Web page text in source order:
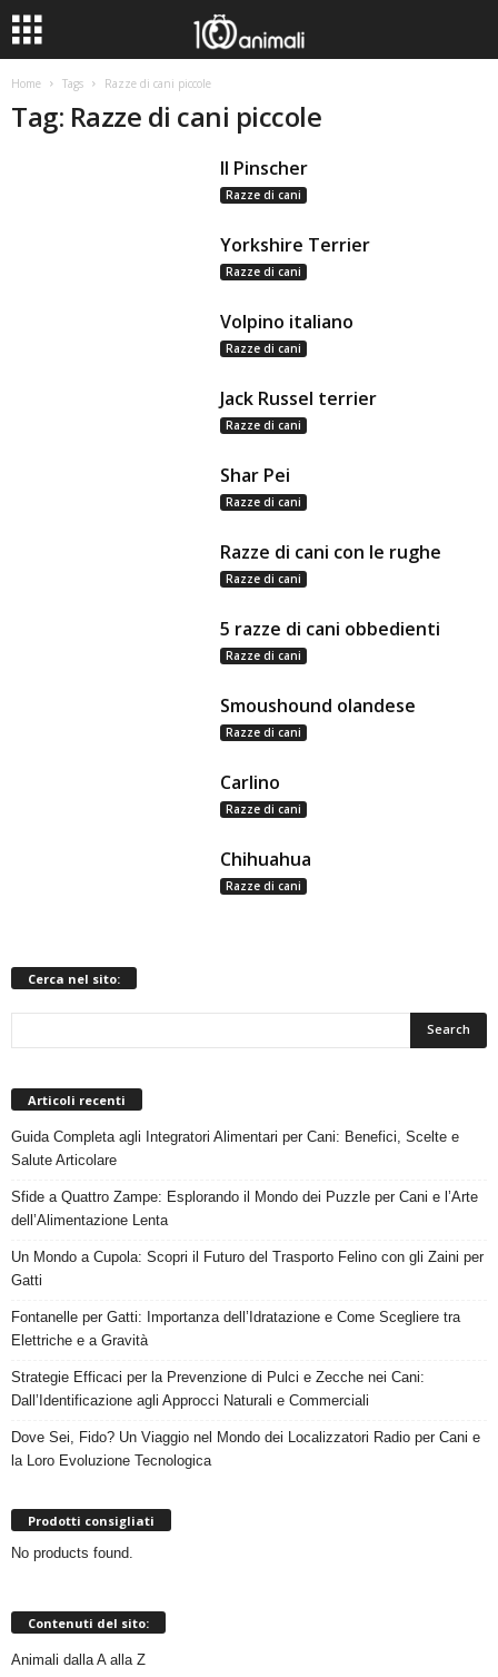
Home Tags Razze di cani piccole
Tag: Razze di cani piccole
Il Pinscher
Razze di cani
Yorkshire Terrier
Razze di cani
Volpino italiano
Razze di cani
Jack Russel terrier
Razze di cani
Shar Pei
Razze di cani
Razze di cani con le rughe
Razze di cani
5 razze di cani obbedienti
Razze di cani
Smoushound olandese
Razze di cani
Carlino
Razze di cani
Chihuahua
Razze di cani
Cerca nel sito:
Articoli recenti
Guida Completa agli Integratori Alimentari per Cani: Benefici, Scelte e
Salute Articolare
Sfide a Quattro Zampe: Esplorando il Mondo dei Puzzle per Cani e l’Arte
dell’Alimentazione Lenta
Un Mondo a Cupola: Scopri il Futuro del Trasporto Felino con gli Zaini per
Gatti
Fontanelle per Gatti: Importanza dell’Idratazione e Come Scegliere tra
Elettriche e a Gravità
Strategie Efficaci per la Prevenzione di Pulci e Zecche nei Cani:
Dall’Identificazione agli Approcci Naturali e Commerciali
Dove Sei, Fido? Un Viaggio nel Mondo dei Localizzatori Radio per Cani e
la Loro Evoluzione Tecnologica
Prodotti consigliati
No products found.
Contenuti del sito:
Animali dalla A alla Z